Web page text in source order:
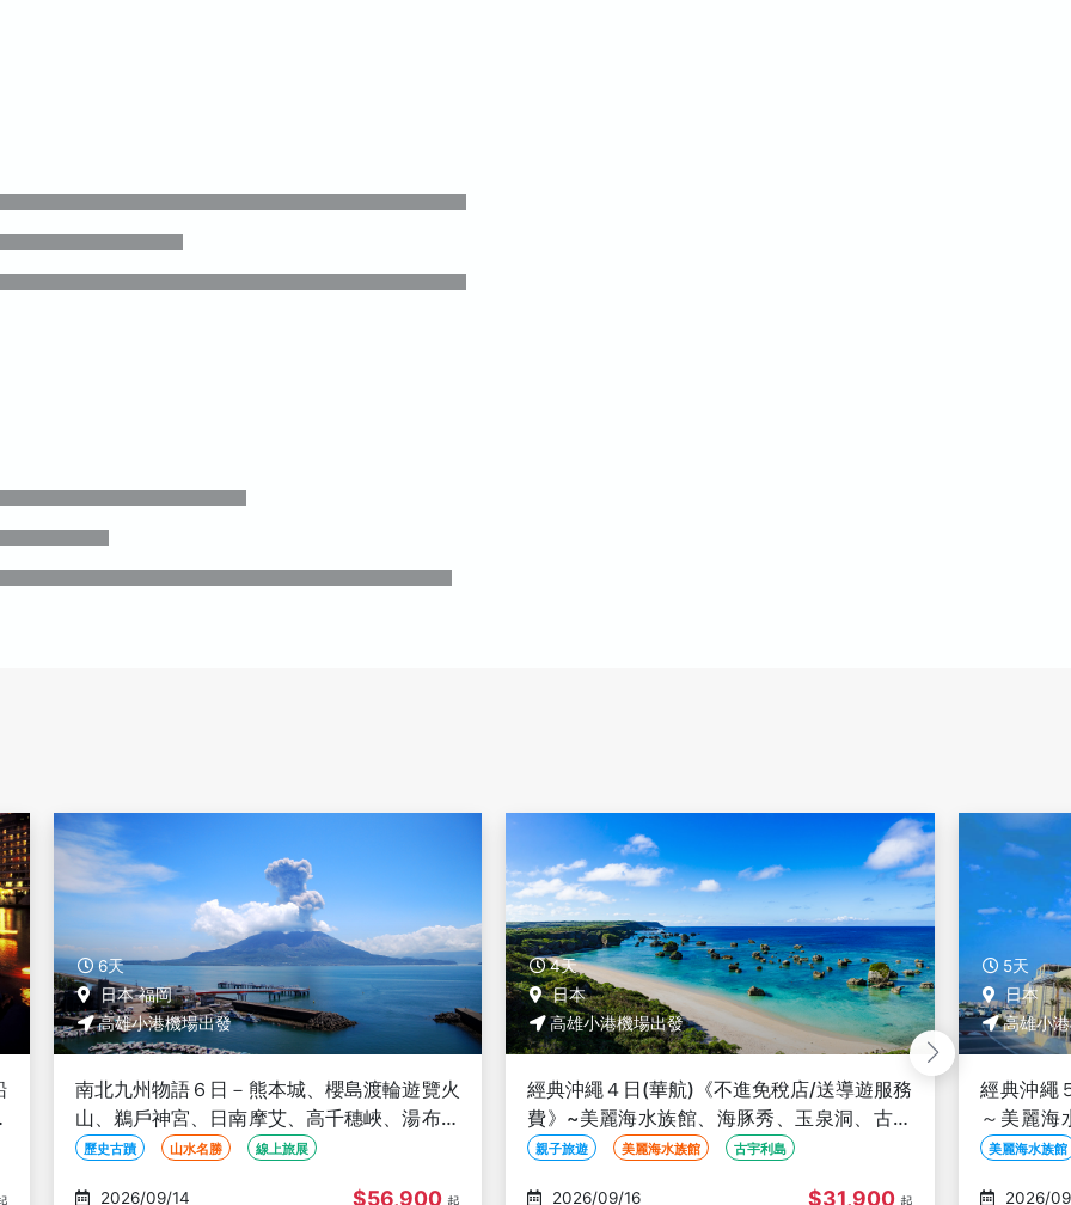
4天
日本
高雄小港機場出發
經典沖繩４日(華航)《不進免稅店/送導遊服務
費》~美麗海水族館、海豚秀、玉泉洞、古宇
利島、瀨長島、燒肉放題-高雄出發
親子旅遊 美麗海水族館 古宇利島
2026/09/16 $31,900 起
5天
日本
高雄小港機場出發
經典沖繩５日《不進免稅店/送導遊服務費》
～美麗海水族館、海豚秀、玉泉洞、古宇利
島、瀨長島、燒肉放題-高雄出發
美麗海水族館 燒肉放題 二日自由活動
2026/09/15 $28,900 起
5天
日本
高雄小
玩樂沖繩
等兩晚市
島、彩繪
美麗海水族館
2026/